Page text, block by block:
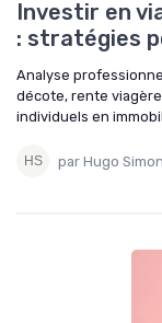
Investir en
: stratégies
Analyse
décote, rente
individuels en
par Hugo Simon